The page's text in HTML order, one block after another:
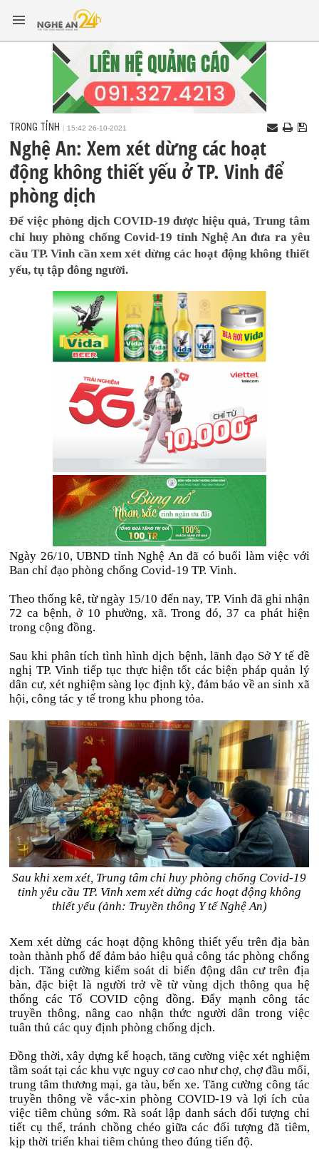
TRONG TỈNH 15:42 26-10-2021
Nghệ An: Xem xét dừng các hoạt
động không thiết yếu ở TP. Vinh để
phòng dịch
Để việc phòng dịch COVID-19 được hiệu quả, Trung tâm
chỉ huy phòng chống Covid-19 tỉnh Nghệ An đưa ra yêu
cầu TP. Vinh cần xem xét dừng các hoạt động không thiết
yếu, tụ tập đông người.
Ngày 26/10, UBND tỉnh Nghệ An đã có buổi làm việc với
Ban chỉ đạo phòng chống Covid-19 TP. Vinh.
Theo thống kê, từ ngày 15/10 đến nay, TP. Vinh đã ghi nhận
72 ca bệnh, ở 10 phường, xã. Trong đó, 37 ca phát hiện
trong cộng đồng.
Sau khi phân tích tình hình dịch bệnh, lãnh đạo Sở Y tế đề
nghị TP. Vinh tiếp tục thực hiện tốt các biện pháp quản lý
dân cư, xét nghiệm sàng lọc định kỳ, đảm bảo về an sinh xã
hội, công tác y tế trong khu phong tỏa.
Sau khi xem xét, Trung tâm chỉ huy phòng chống Covid-19
tỉnh yêu cầu TP. Vinh xem xét dừng các hoạt động không
thiết yếu (ảnh: Truyền thông Y tế Nghệ An)
Xem xét dừng các hoạt động không thiết yếu trên địa bàn
toàn thành phố để đảm bảo hiệu quả công tác phòng chống
dịch. Tăng cường kiểm soát di biến động dân cư trên địa
bàn, đặc biệt là người trở về từ vùng dịch thông qua hệ
thống các Tổ COVID cộng đồng. Đẩy mạnh công tác
truyền thông, nâng cao nhận thức người dân trong việc
tuân thủ các quy định phòng chống dịch.
Đồng thời, xây dựng kế hoạch, tăng cường việc xét nghiệm
tầm soát tại các khu vực nguy cơ cao như chợ, chợ đầu mối,
trung tâm thương mại, ga tàu, bến xe. Tăng cường công tác
truyền thông về vắc-xin phòng COVID-19 và lợi ích của
việc tiêm chủng sớm. Rà soát lập danh sách đối tượng chi
tiết cụ thể, tránh chồng chéo giữa các đối tượng đã tiêm,
kịp thời triển khai tiêm chủng theo đúng tiến độ.